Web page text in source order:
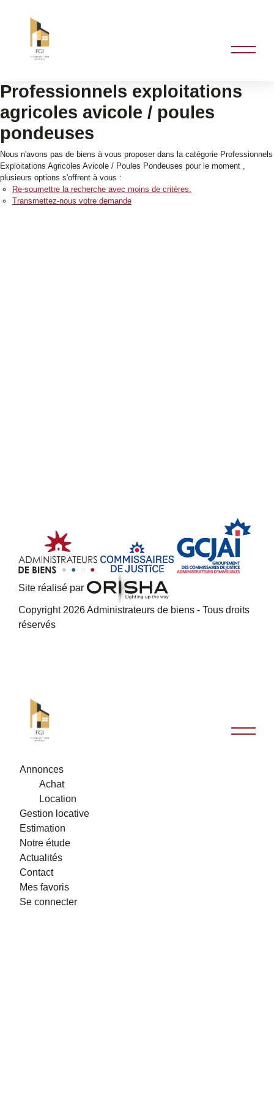
Professionnels exploitations
agricoles avicole / poules
pondeuses
Nous n'avons pas de biens à vous proposer dans la catégorie Professionnels
Exploitations Agricoles Avicole / Poules Pondeuses pour le moment ,
plusieurs options s'offrent à vous :
Re-soumettre la recherche avec moins de critères.
Transmettez-nous votre demande
Site réalisé par
Copyright 2026 Administrateurs de biens - Tous droits
réservés
Annonces
Achat
Location
Gestion locative
Estimation
Notre étude
Actualités
Contact
Mes favoris
Se connecter